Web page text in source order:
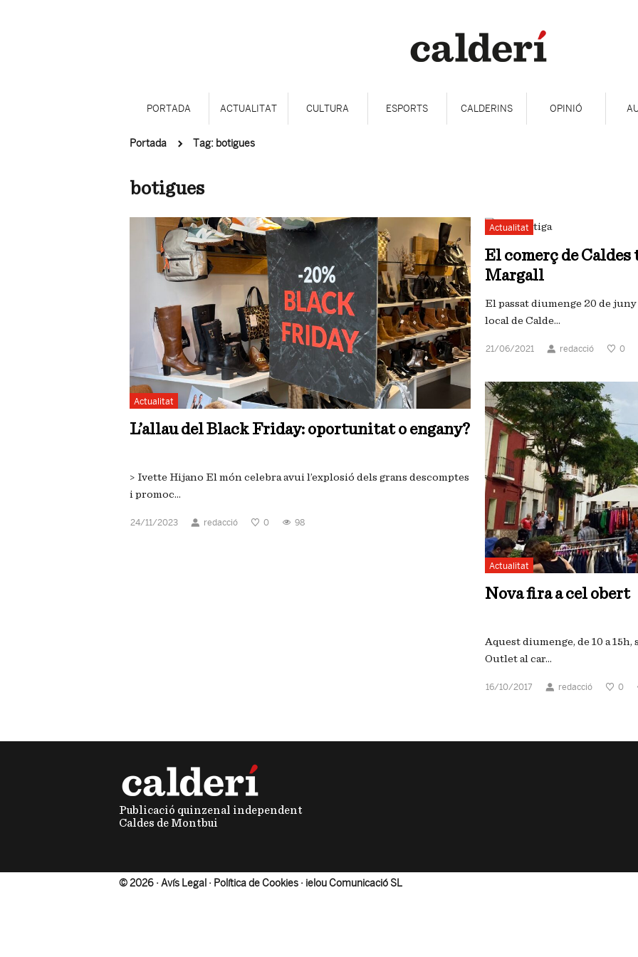
PORTADA ACTUALITAT CULTURA ESPORTS CALDERINS OPINIÓ
Portada Tag: botigues
botigues
Actualitat
L’allau del Black Friday: oportunitat o engany?
> Ivette Hijano El món celebra avui l’explosió dels grans descomptes
i promoc...
24/11/2023 redacció 0 98
Actualitat
El comerç de Caldes
Margall
El passat diumenge 20 de
local de Calde...
21/06/2021 redacció 0
Actualitat
Nova fira a cel obert
Aquest diumenge, de 10 a
Outlet al car...
16/10/2017 redacció 0
Publicació quinzenal independent
Caldes de Montbui
©2026 · Avís Legal · Política de Cookies · ielou Comunicació SL